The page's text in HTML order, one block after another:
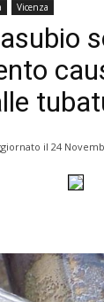
Vicenza
il 24